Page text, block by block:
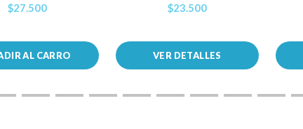
$27.500
AL CARRO
$23.500
VER DETALLES